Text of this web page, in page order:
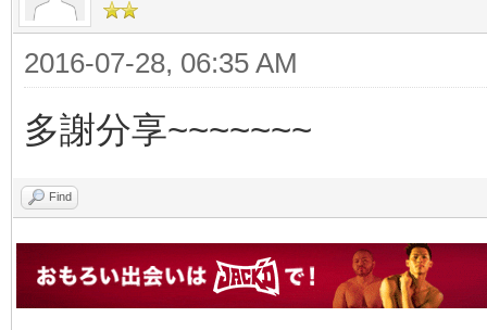
2016-07-28, 06:35 AM
多謝分享~~~~~~~
Find